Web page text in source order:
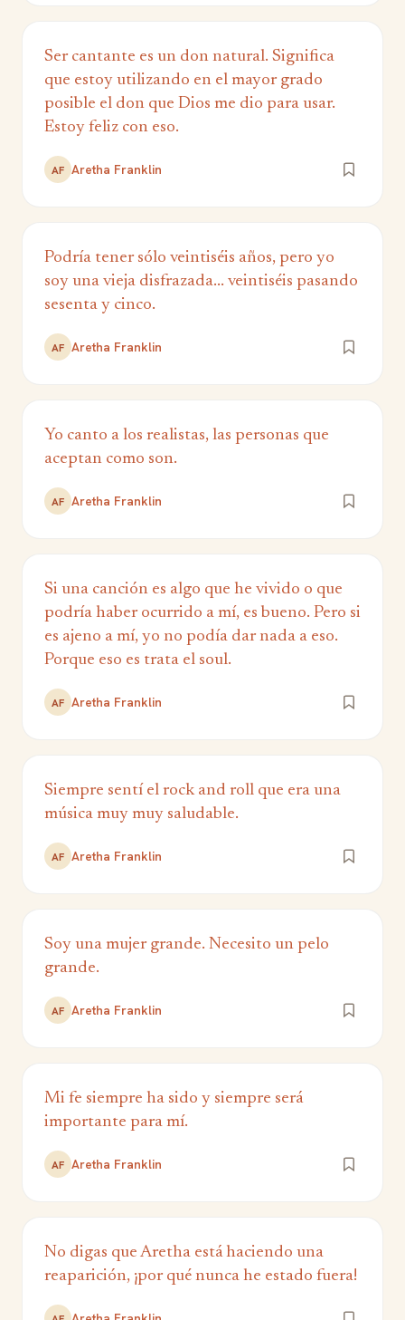
Ser cantante es un don natural. Significa
que estoy utilizando en el mayor grado
posible el don que Dios me dio para usar.
Estoy feliz con eso.
AF Aretha Franklin
Podría tener sólo veintiséis años, pero yo
soy una vieja disfrazada... veintiséis pasando
sesenta y cinco.
AF Aretha Franklin
Yo canto a los realistas, las personas que
aceptan como son.
AF Aretha Franklin
Si una canción es algo que he vivido o que
podría haber ocurrido a mí, es bueno. Pero si
es ajeno a mí, yo no podía dar nada a eso.
Porque eso es trata el soul.
AF Aretha Franklin
Siempre sentí el rock and roll que era una
música muy muy saludable.
AF Aretha Franklin
Soy una mujer grande. Necesito un pelo
grande.
AF Aretha Franklin
Mi fe siempre ha sido y siempre será
importante para mí.
AF Aretha Franklin
No digas que Aretha está haciendo una
reaparición, ¡por qué nunca he estado fuera!